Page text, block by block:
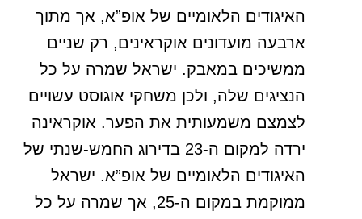
האיגודים הלאומיים של אופ”א, אך מתוך
ארבעה מועדונים אוקראינים, רק שניים
ממשיכים במאבק. ישראל שמרה על כל
הנציגים שלה, ולכן משחקי אוגוסט עשויים
לצמצם משמעותית את הפער. אוקראינה
ירדה למקום ה-23 בדירוג החמש-שנתי של
האיגודים הלאומיים של אופ”א. ישראל
ממוקמת במקום ה-25, אך שמרה על כל